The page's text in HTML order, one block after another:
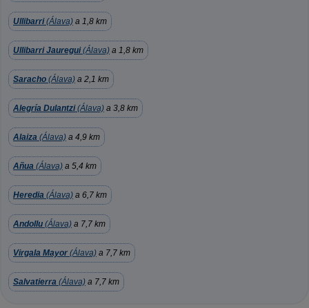
Ullibarri(Álava) a 1,8 km
Ullibarri Jauregui(Álava) a 1,8 km
Saracho (Álava) a 2,1 km
Alegría Dulantzi(Álava) a 3,8 km
Alaiza (Álava) a 4,9 km
Añua (Álava) a 5,4 km
Heredia (Álava) a 6,7 km
Andollu (Álava) a 7,7 km
Virgala Mayor (Álava) a 7,7 km
Salvatierra (Álava) a 7,7 km